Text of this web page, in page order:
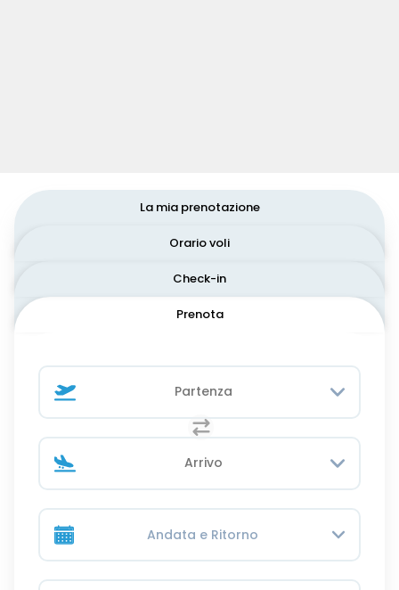
Prenota
Check-in
Orario voli
La mia prenotazione
Andata e Ritorno